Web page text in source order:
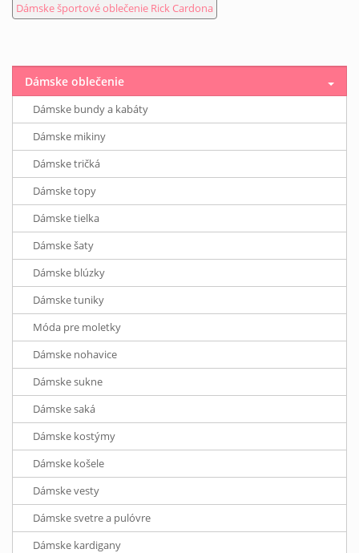
Dámske športové oblečenie Rick Cardona
Dámske oblečenie
Dámske bundy a kabáty
Dámske mikiny
Dámske tričká
Dámske topy
Dámske tielka
Dámske šaty
Dámske blúzky
Dámske tuniky
Móda pre moletky
Dámske nohavice
Dámske sukne
Dámske saká
Dámske kostýmy
Dámske košele
Dámske vesty
Dámske svetre a pulóvre
Dámske kardigany